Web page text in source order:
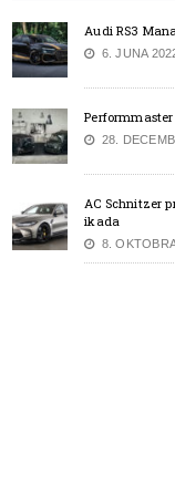
Audi RS3
6. JUNA
28.
AC Schnitzer
ikada
8.